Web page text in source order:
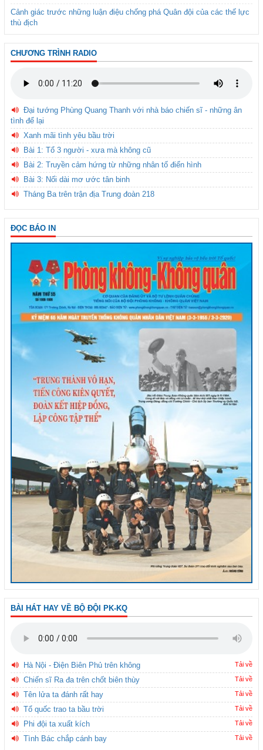
Cảnh giác trước những luận điệu chống phá Quân đội của các thế lực
thù địch
CHƯƠNG TRÌNH RADIO
Đại tướng Phùng Quang Thanh với nhà báo chiến sĩ - những ân
tình để lại
Xanh mãi tình yêu bầu trời
Bài 1: Tổ 3 người - xưa mà không cũ
Bài 2: Truyền cảm hứng từ những nhân tố điển hình
Bài 3: Nối dài mơ ước tân binh
Tháng Ba trên trận địa Trung đoàn 218
ĐỌC BÁO IN
BÀI HÁT HAY VỀ BỘ ĐỘI PK-KQ
Hà Nội - Điện Biên Phủ trên không Tải về
Chiến sĩ Ra đa trên chốt biên thùy Tải về
Tên lửa ta đánh rất hay Tải về
Tổ quốc trao ta bầu trời Tải về
Phi đội ta xuất kích Tải về
Tình Bác chắp cánh bay Tải về